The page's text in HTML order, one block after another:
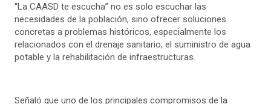
“La CAASD te escucha” no es solo escuchar las
necesidades de la población, sino ofrecer soluciones
concretas a problemas históricos, especialmente los
relacionados con el drenaje sanitario, el suministro de agua
potable y la rehabilitación de infraestructuras.
Señaló que uno de los principales compromisos de la